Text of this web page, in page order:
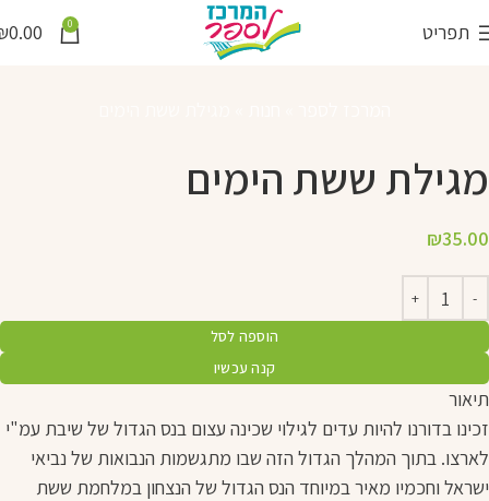
תפריט 0
0.00
מגילת ששת הימים
₪35.00
הוספה לסל
קנה עכשיו
תיאור
זכינו בדורנו להיות עדים לגילוי שכינה עצום בנס הגדול של שיבת עמ"י
לארצו. בתוך המהלך הגדול הזה שבו מתגשמות הנבואות של נביאי
ישראל וחכמיו מאיר במיוחד הנס הגדול של הנצחון במלחמת ששת